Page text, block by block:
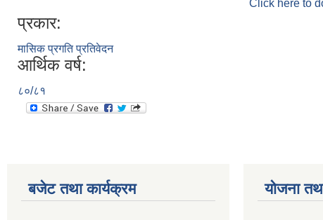
Click here to
प्रकार:
मासिक प्रगति प्रतिवेदन
आर्थिक वर्ष:
८०/८१
बजेट तथा कार्यक्रम योजना